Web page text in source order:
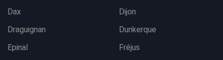
Dax
Dijon
Draguignan
Dunkerque
Epinal
Fréjus